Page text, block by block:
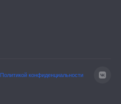
Политикой конфиденциальности